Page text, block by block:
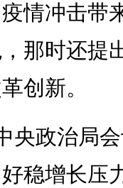
情冲击带
那时还提
创新。
央政治局
稳增长压